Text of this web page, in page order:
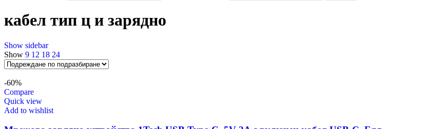
кабел тип ц и зарядно
Show sidebar
Show 9 12 18 24
-60%
Compare
Quick view
Add to wishlist